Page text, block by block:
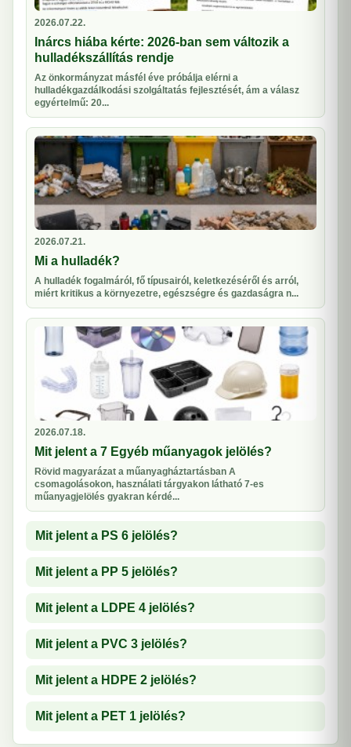
2026.07.22.
Inárcs hiába kérte: 2026-ban sem változik a
hulladékszállítás rendje
Az önkormányzat másfél éve próbálja elérni a
hulladékgazdálkodási szolgáltatás fejlesztését, ám a válasz
egyértelmű: 20...
2026.07.21.
Mi a hulladék?
A hulladék fogalmáról, fő típusairól, keletkezéséről és arról,
miért kritikus a környezetre, egészségre és gazdaságra n...
2026.07.18.
Mit jelent a 7 Egyéb műanyagok jelölés?
Rövid magyarázat a műanyagháztartásban A
csomagolásokon, használati tárgyakon látható 7-es
műanyagjelölés gyakran kérdé...
Mit jelent a PS 6 jelölés?
Mit jelent a PP 5 jelölés?
Mit jelent a LDPE 4 jelölés?
Mit jelent a PVC 3 jelölés?
Mit jelent a HDPE 2 jelölés?
Mit jelent a PET 1 jelölés?